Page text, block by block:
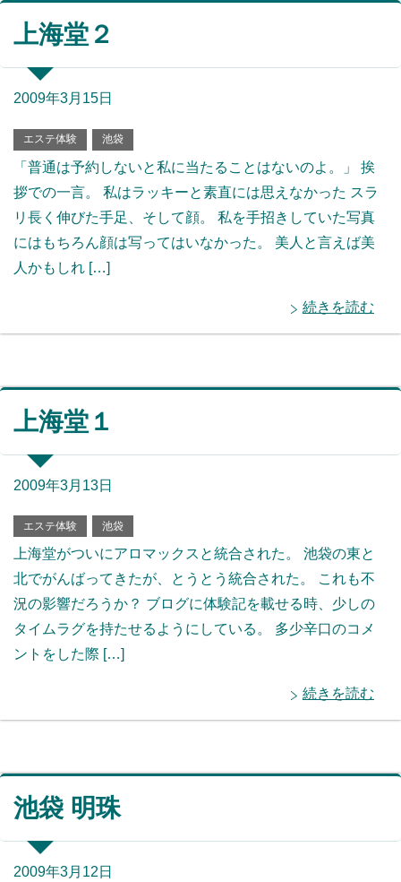
上海堂２
2009年3月15日
エステ体験 池袋
「普通は予約しないと私に当たることはないのよ。」 挨
拶での一言。 私はラッキーと素直には思えなかった スラ
リ長く伸びた手足、そして顔。 私を手招きしていた写真
にはもちろん顔は写ってはいなかった。 美人と言えば美
人かもしれ […]
続きを読む
上海堂１
2009年3月13日
エステ体験 池袋
上海堂がついにアロマックスと統合された。 池袋の東と
北でがんばってきたが、とうとう統合された。 これも不
況の影響だろうか？ ブログに体験記を載せる時、少しの
タイムラグを持たせるようにしている。 多少辛口のコメ
ントをした際 […]
続きを読む
池袋 明珠
2009年3月12日